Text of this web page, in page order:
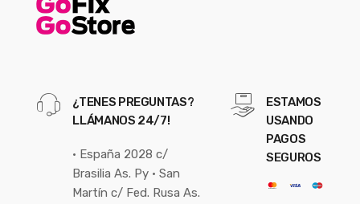
¿TENES PREGUNTAS?
LLÁMANOS 24/7!
• España 2028 c/
Brasilia As. Py • San
Martín c/ Fed. Rusa As.
ESTAMOS
USANDO
PAGOS
SEGUROS